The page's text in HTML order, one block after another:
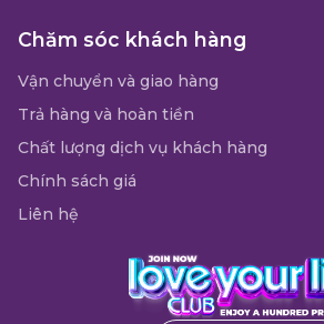
Chăm sóc khách hàng
Vận chuyển và giao hàng
Trả hàng và hoàn tiền
Chất lượng dịch vụ khách hàng
Chính sách giá
Liên hệ